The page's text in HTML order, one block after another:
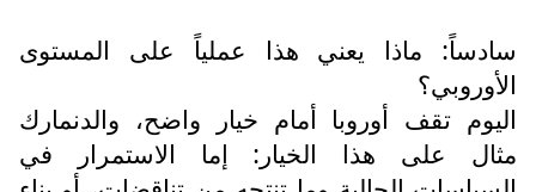
سادساً: ماذا يعني هذا عملياً على المستوى
الأوروبي؟
اليوم تقف أوروبا أمام خيار واضح، والدنمارك
مثال على هذا الخيار: إما الاستمرار في